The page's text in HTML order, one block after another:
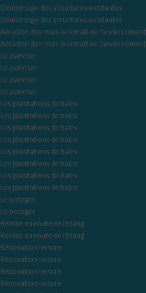
Démontage des structures existantes
Démontage des structures existantes
Aération des murs & retrait de l'ancien ciment
Aération des murs & retrait de l'ancien ciment
Le plancher
Le plancher
Le plancher
Le plancher
Les plantations de haies
Les plantations de haies
Les plantations de haies
Les plantations de haies
Les plantations de haies
Les plantations de haies
Les plantations de haies
Les plantations de haies
Le potager
Le potager
Remise en route de l'étang
Remise en route de l'étang
Rénovation toiture
Rénovation toiture
Rénovation toiture
Rénovation toiture
u
s
s
l
i
d
e
i
d
e